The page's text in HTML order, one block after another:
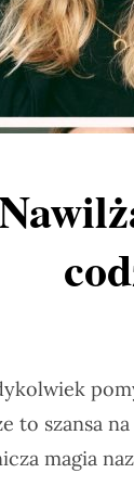
to szansa
magia